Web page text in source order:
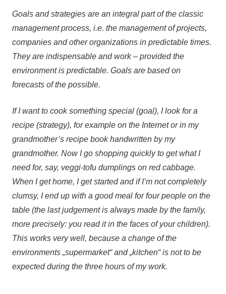
Goals and strategies are an integral part of the classic
management process, i.e. the management of projects,
companies and other organizations in predictable times.
They are indispensable and work – provided the
environment is predictable. Goals are based on
forecasts of the possible.
If I want to cook something special (goal), I look for a
recipe (strategy), for example on the Internet or in my
grandmother’s recipe book handwritten by my
grandmother. Now I go shopping quickly to get what I
need for, say, veggi-tofu dumplings on red cabbage.
When I get home, I get started and if I’m not completely
clumsy, I end up with a good meal for four people on the
table (the last judgement is always made by the family,
more precisely: you read it in the faces of your children).
This works very well, because a change of the
environments „supermarket“ and „kitchen“ is not to be
expected during the three hours of my work.